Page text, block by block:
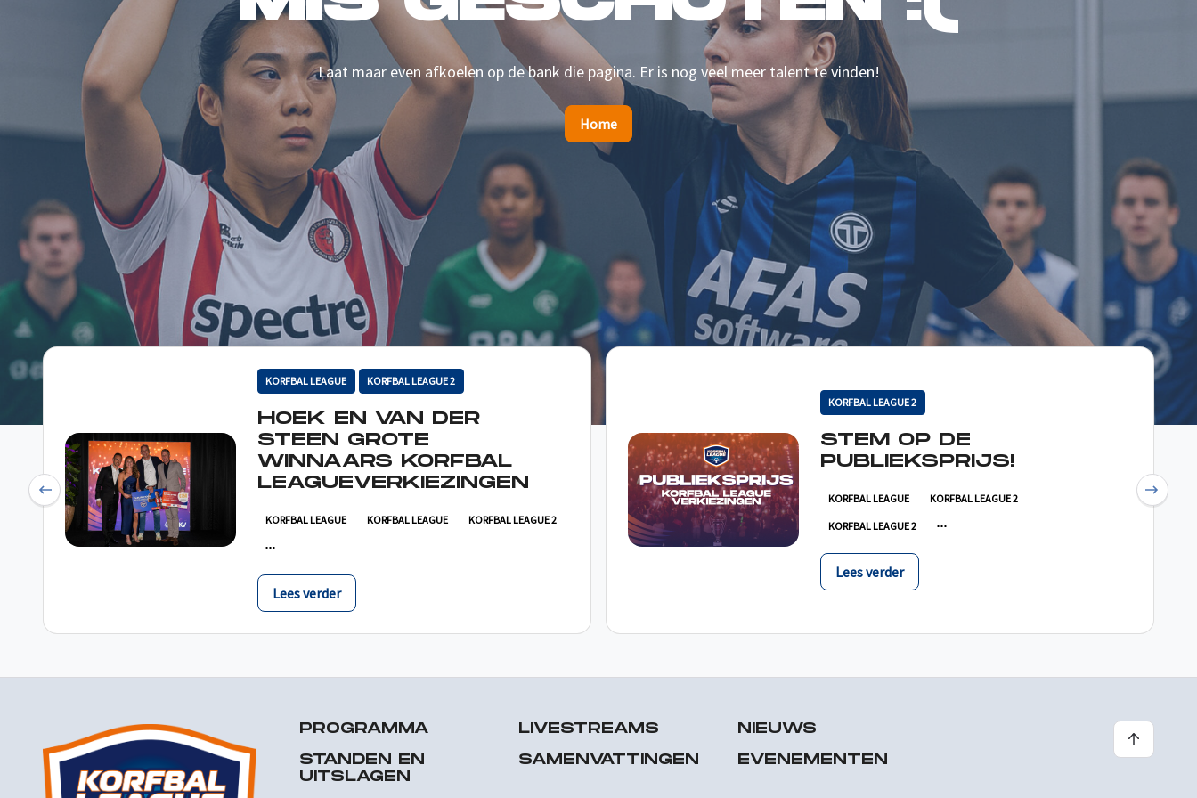
Laat maar even afkoelen op de bank die pagina. Er is nog veel meer talent te vinden!
Home
KORFBAL LEAGUE KORFBAL LEAGUE 2
HOEK EN VAN DER
STEEN GROTE
WINNAARS KORFBAL
LEAGUEVERKIEZINGEN
KORFBAL LEAGUE KORFBAL LEAGUE KORFBAL LEAGUE 2
Lees verder
KORFBAL LEAGUE 2
STEM OP DE
PUBLIEKSPRIJS!
KORFBAL LEAGUE KORFBAL LEAGUE 2
KORFBAL LEAGUE 2
Lees verder
Previous Next
PROGRAMMA
STANDEN EN
UITSLAGEN
LIVESTREAMS
SAMENVATTINGEN
NIEUWS
EVENEMENTEN